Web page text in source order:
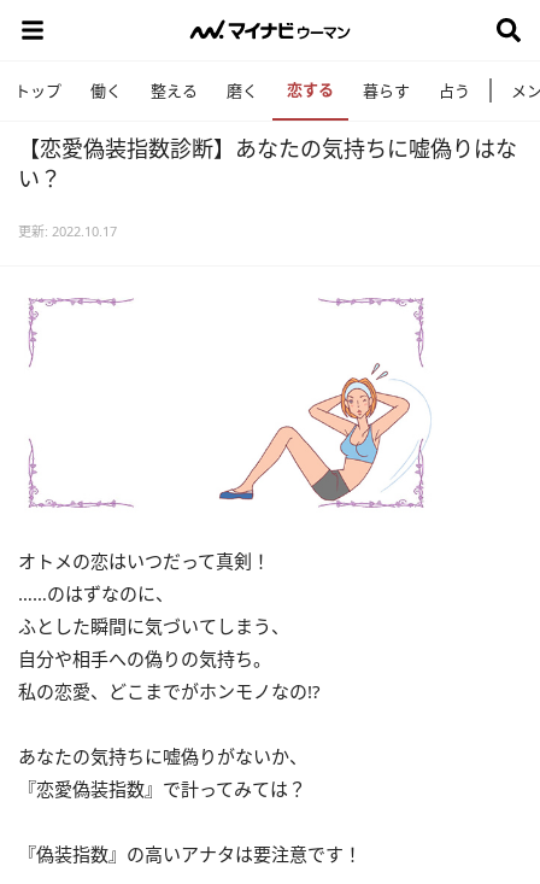
トップ 働く 整える 磨く 恋する 暮らす 占う メ
【恋愛偽装指数診断】あなたの気持ちに嘘偽りはな
い？
更新: 2022.10.17
オトメの恋はいつだって真剣！
……のはずなのに、
ふとした瞬間に気づいてしまう、
自分や相手への偽りの気持ち。
私の恋愛、どこまでがホンモノなの!?
あなたの気持ちに嘘偽りがないか、
『恋愛偽装指数』で計ってみては？
『偽装指数』の高いアナタは要注意です！